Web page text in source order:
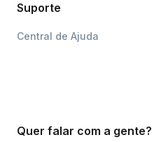
Suporte
Central de Ajuda
Quer falar com a gente?